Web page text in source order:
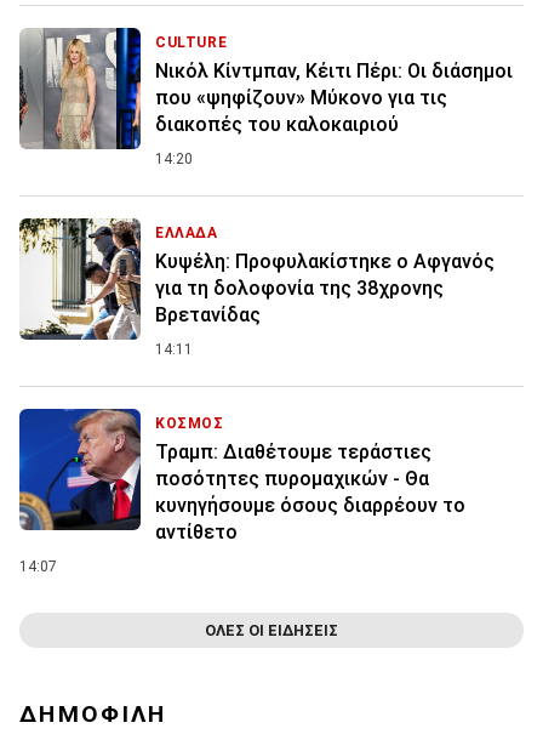
CULTURE
Νικόλ Κίντμπαν, Κέιτι Πέρι: Οι διάσημοι
που «ψηφίζουν» Μύκονο για τις
διακοπές του καλοκαιριού
14:20
ΕΛΛΑΔΑ
Κυψέλη: Προφυλακίστηκε ο Αφγανός
για τη δολοφονία της 38χρονης
Βρετανίδας
14:11
ΚΟΣΜΟΣ
Τραμπ: Διαθέτουμε τεράστιες
ποσότητες πυρομαχικών - Θα
κυνηγήσουμε όσους διαρρέουν το
αντίθετο
14:07
ΟΛΕΣ ΟΙ ΕΙΔΗΣΕΙΣ
ΔΗΜΟΦΙΛΗ